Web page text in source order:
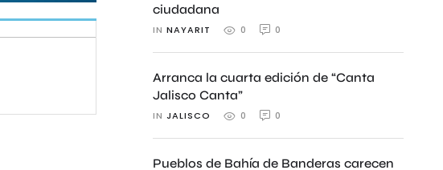
ciudadana
IN NAYARIT 0 0
Arranca la cuarta edición de “Canta
Jalisco Canta”
IN JALISCO 0 0
Pueblos de Bahía de Banderas carecen